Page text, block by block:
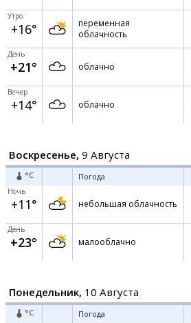
Утро
+16°
переменная
облачность
День
+21° облачно
Вечер
+14° облачно
Воскресенье, 9 Августа
°C Погода
Ночь
+11° небольшая облачность
День
+23° малооблачно
Понедельник, 10 Августа
°C Погода